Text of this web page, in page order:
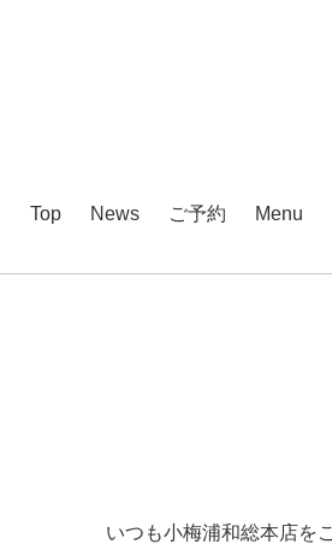
Top News ご予約 Menu
いつも小梅浦和総本店を